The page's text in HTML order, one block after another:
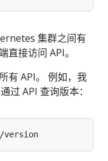
集群之间有
直接访问 API。
有 API。 例如，我
过 API 查询版本：